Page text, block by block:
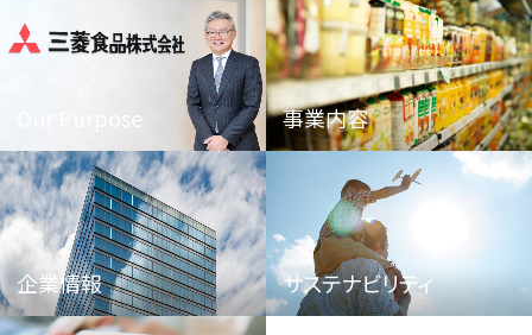
Our Purpose 事業内容
企業情報 サステナビリティ